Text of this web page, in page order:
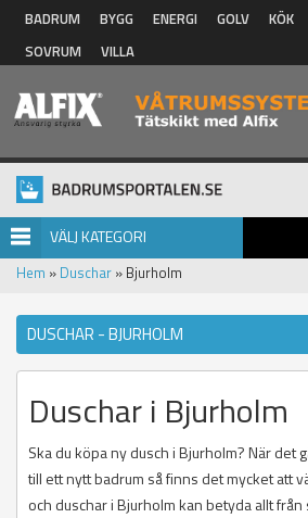
Hoppa till huvudinnehåll
BADRUM BYGG ENERGI GOLV KÖK
SOVRUM
VILLA
VÄLJ KATEGORI
Hem » Duschar » Bjurholm
DUSCHAR - BJURHOLM
Duschar i Bjurholm
Ska du köpa ny dusch i Bjurholm? När det
till ett nytt badrum så finns det mycket att
och duschar i Bjurholm kan betyda allt